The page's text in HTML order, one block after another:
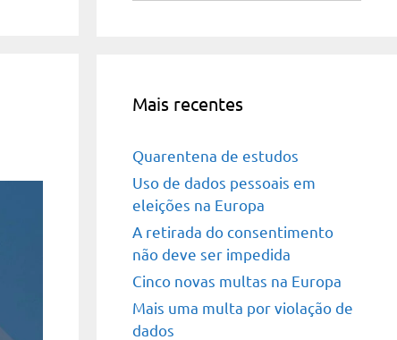
Mais recentes
Quarentena de estudos
Uso de dados pessoais em
eleições na Europa
A retirada do consentimento
não deve ser impedida
Cinco novas multas na Europa
Mais uma multa por violação de
dados